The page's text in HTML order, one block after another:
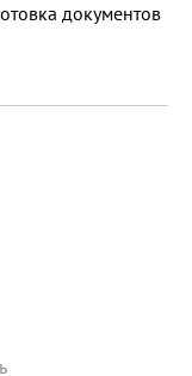
документов